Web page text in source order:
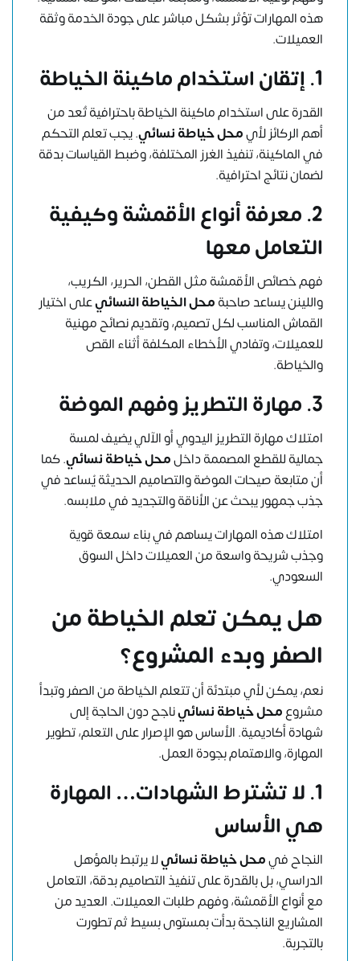
هذه المهارات تؤثر بشكل مباشر على جودة الخدمة وثقة
العميلات.
1. إتقان استخدام ماكينة الخياطة
القدرة على استخدام ماكينة الخياطة باحترافية تُعد من
أهم الركائز لأيمحل خياطة نسائي. يجب تعلم التحكم
في الماكينة، تنفيذ الغرز المختلفة، وضبط القياسات بدقة
لضمان نتائج احترافية.
2. معرفة أنواع الأقمشة وكيفية
التعامل معها
فهم خصائص الأقمشة مثل القطن، الحرير، الكريب،
واللينن يساعد صاحبةمحل الخياطة النسائيعلى اختيار
القماش المناسب لكل تصميم، وتقديم نصائح مهنية
للعميلات، وتفادي الأخطاء المكلفة أثناء القص
والخياطة.
3. مهارة التطريز وفهم الموضة
امتلاك مهارة التطريز اليدوي أو الآلي يضيف لمسة
جمالية للقطع المصممة داخلمحل خياطة نسائي. كما
أن متابعة صيحات الموضة والتصاميم الحديثة يُساعد في
جذب جمهور يبحث عن الأناقة والتجديد في ملابسه.
امتلاك هذه المهارات يساهم في بناء سمعة قوية
وجذب شريحة واسعة من العميلات داخل السوق
السعودي.
هل يمكن تعلم الخياطة من
الصفر وبدء المشروع؟
نعم، يمكن لأي مبتدئة أن تتعلم الخياطة من الصفر وتبدأ
مشروعمحل خياطة نسائيناجح دون الحاجة إلى
شهادة أكاديمية. الأساس هو الإصرار على التعلم، تطوير
المهارة، والاهتمام بجودة العمل.
1. لا تشترط الشهادات… المهارة
هي الأساس
النجاح فيمحلخياطةنسائيلا يرتبط بالمؤهل
الدراسي، بل بالقدرة على تنفيذ التصاميم بدقة، التعامل
مع أنواع الأقمشة، وفهم طلبات العميلات. العديد من
المشاريع الناجحة بدأت بمستوى بسيط ثم تطورت
بالتجربة.